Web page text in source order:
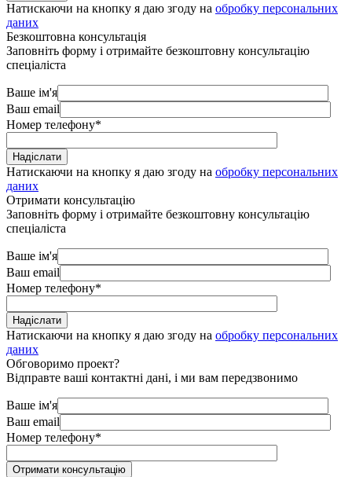
Натискаючи на кнопку я даю згоду на обробку персональних
даних
Безкоштовна консультація
Заповніть форму і отримайте безкоштовну консультацію
спеціаліста
Ваше ім'я
Ваш email
Номер телефону*
Натискаючи на кнопку я даю згоду на обробку персональних
даних
Отримати консультацію
Заповніть форму і отримайте безкоштовну консультацію
спеціаліста
Ваше ім'я
Ваш email
Номер телефону*
Натискаючи на кнопку я даю згоду на обробку персональних
даних
Обговоримо проект?
Відправте ваші контактні дані, і ми вам передзвонимо
Ваше ім'я
Ваш email
Номер телефону*